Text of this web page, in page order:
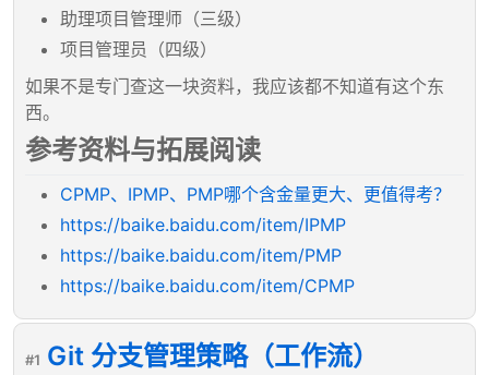
助理项目管理师（三级）
项目管理员（四级）
如果不是专门查这一块资料，我应该都不知道有这个东
西。
参考资料与拓展阅读
CPMP、IPMP、PMP哪个含金量更大、更值得考？
https://baike.baidu.com/item/IPMP
https://baike.baidu.com/item/PMP
https://baike.baidu.com/item/CPMP
#1 Git 分支管理策略（工作流）